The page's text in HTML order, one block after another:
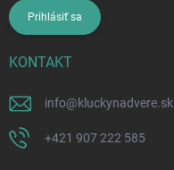
Prihlásiť sa
KONTAKT
info@kluckynadvere.sk
+421 907 222 585